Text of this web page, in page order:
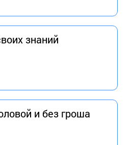
знаний
и без гроша